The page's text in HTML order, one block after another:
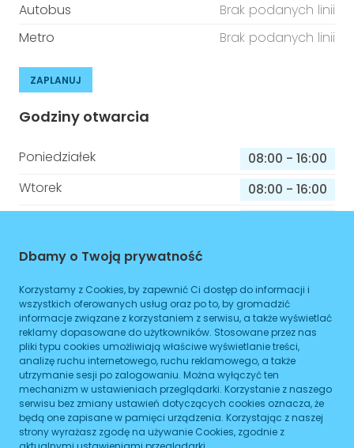
Autobus
Brak podanych linii
Metro
Brak podanych linii
ZAPLANUJ
Godziny otwarcia
Poniedziałek 08:00 - 16:00
Wtorek
08:00 - 16:00
Czwartek
08:00
16:00
Sobota
08:00 -16:00
Niedziela
08:00-16:00
Informacje o sprawach jakie załatwisz w
tym budynku
Dbamy o Twoją prywatność
Korzystamy z Cookies, by zapewnić Ci dostęp do informacji i
wszystkich oferowanych usług oraz po to, by gromadzić
informacje związane z korzystaniem z serwisu, a także wyświetlać
reklamy dopasowane do użytkowników. Stosowane przez nas
pliki typu cookies umożliwiają właściwe wyświetlanie treści,
analizę ruchu internetowego, ruchu reklamowego, a także
utrzymanie sesji po zalogowaniu. Można wyłączyć ten
mechanizm w ustawieniach przeglądarki. Korzystanie z naszego
serwisu bez zmiany ustawień dotyczących cookies oznacza, że
będą one zapisane w pamięci urządzenia. Korzystając z naszej
strony wyrażasz zgodę na używanie Cookies, zgodnie z